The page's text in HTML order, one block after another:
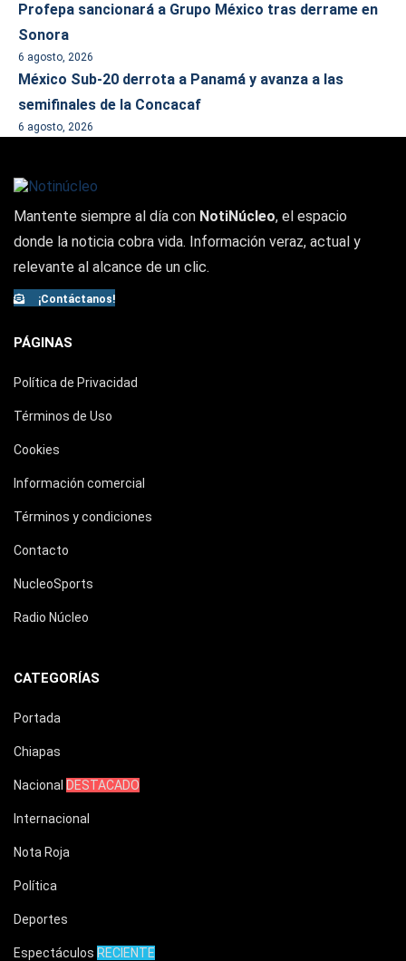
Profepa sancionará a Grupo México tras derrame en
Sonora
6 agosto, 2026
México Sub-20 derrota a Panamá y avanza a las
semifinales de la Concacaf
6 agosto, 2026
Mantente siempre al día con NotiNúcleo, el espacio
donde la noticia cobra vida. Información veraz, actual y
relevante al alcance de un clic.
¡Contáctanos!
PÁGINAS
Política de Privacidad
Términos de Uso
Cookies
Información comercial
Términos y condiciones
Contacto
NucleoSports
Radio Núcleo
CATEGORÍAS
Portada
Chiapas
Nacional DESTACADO
Internacional
Nota Roja
Política
Deportes
Espectáculos RECIENTE